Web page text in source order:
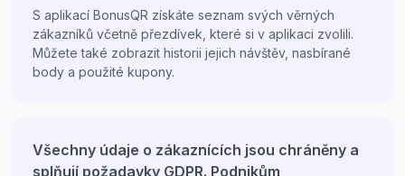
S aplikací BonusQR získáte seznam svých věrných
zákazníků včetně přezdívek, které si v aplikaci zvolili.
Můžete také zobrazit historii jejich návštěv, nasbírané
body a použité kupony.
Všechny údaje o zákaznících jsou chráněny a
splňují požadavky GDPR. Podnikům